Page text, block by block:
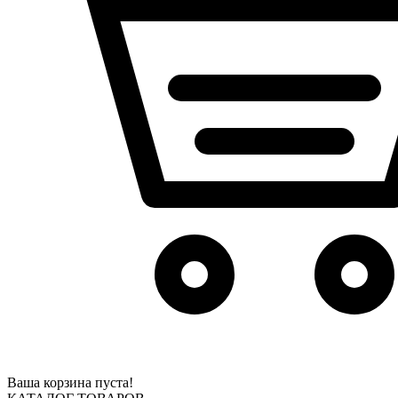
Ваша корзина пуста!